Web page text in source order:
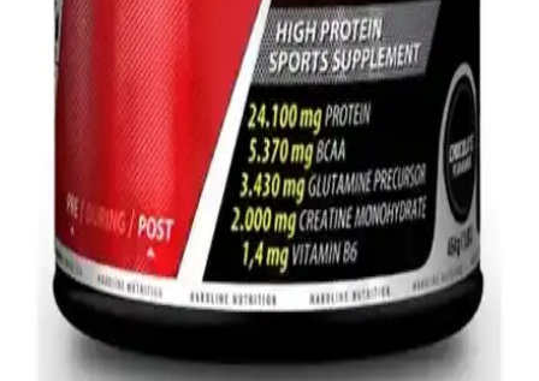
Hardline Nutrition Gainer Ürünleri Karşılaştırması:
İçerik, Kullanım ve Yorumlar
İki popüler Hardline gainer ürününün içerik, kullanım ve kullanıcı
yorumlarıyla detaylı karşılaştırması. Performans, enerji ve kas
gelişimine etkileri inceleniyor.
Hardline Pro Gainer ve Progainer Çikolata
Ürünlerinin Karşılaştırması ve Kullanıcı Yorumları
Bu makalede Hardline Pro Gainer ve Progainer Çikolata ürünleri
detaylı karşılaştırılıyor, içerik, lezzet ve kullanım kolaylığı gibi
kriterler inceleniyor.
Hardline Whey 3 Matrix Protein Tozu Çeşitleri
Karşılaştırması ve Kullanıcı Yorumları